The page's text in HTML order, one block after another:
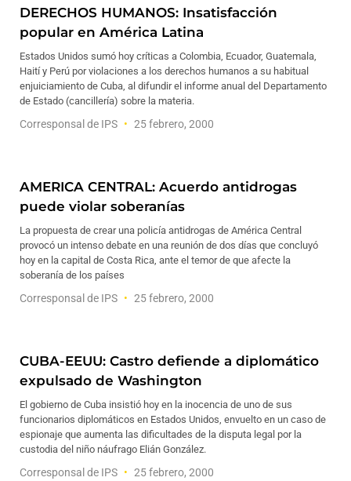
DERECHOS HUMANOS: Insatisfacción
popular en América Latina
Estados Unidos sumó hoy críticas a Colombia, Ecuador, Guatemala,
Haití y Perú por violaciones a los derechos humanos a su habitual
enjuiciamiento de Cuba, al difundir el informe anual del Departamento
de Estado (cancillería) sobre la materia.
Corresponsal de IPS 25 febrero, 2000
AMERICA CENTRAL: Acuerdo antidrogas
puede violar soberanías
La propuesta de crear una policía antidrogas de América Central
provocó un intenso debate en una reunión de dos días que concluyó
hoy en la capital de Costa Rica, ante el temor de que afecte la
soberanía de los países
Corresponsal de IPS 25 febrero, 2000
CUBA-EEUU: Castro defiende a diplomático
expulsado de Washington
El gobierno de Cuba insistió hoy en la inocencia de uno de sus
funcionarios diplomáticos en Estados Unidos, envuelto en un caso de
espionaje que aumenta las dificultades de la disputa legal por la
custodia del niño náufrago Elián González.
Corresponsal de IPS 25 febrero, 2000